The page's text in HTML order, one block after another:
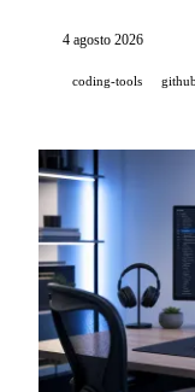
Alpamayo 2
4 agosto 2026
coding-tools github